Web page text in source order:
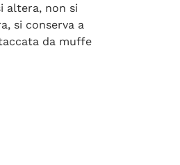
altera, non si
si conserva a
da muffe